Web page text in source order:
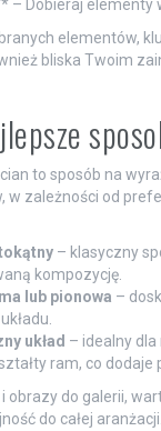
– Dobieraj elementy
elementów,
bliska Twoim
to sposób na
w zależności od
– klasyczny
kompozycję.
lub pionowa –
układ – idealny
ram, co dodaje
obrazy do galerii,
do całej